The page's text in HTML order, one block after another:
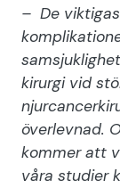
– De
kirurgi vid
överlevnad.
kommer att
våra studier